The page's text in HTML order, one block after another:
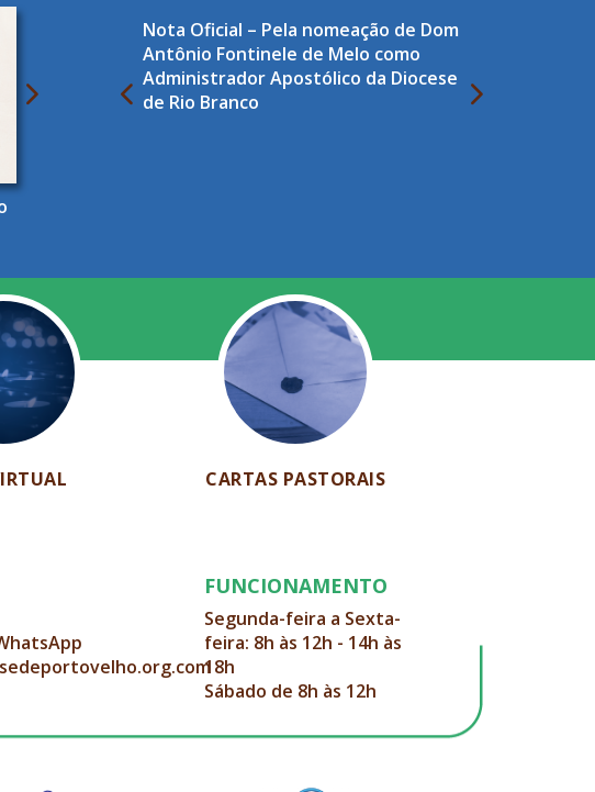
Nota Oficial – Pela nomeação de Dom
Antônio Fontinele de Melo como
Administrador Apostólico da Diocese
de Rio Branco
CARTAS PASTORAIS
FUNCIONAMENTO
Segunda-feira a Sexta-
feira: 8h às 12h - 14h às
18h
Sábado de 8h às 12h